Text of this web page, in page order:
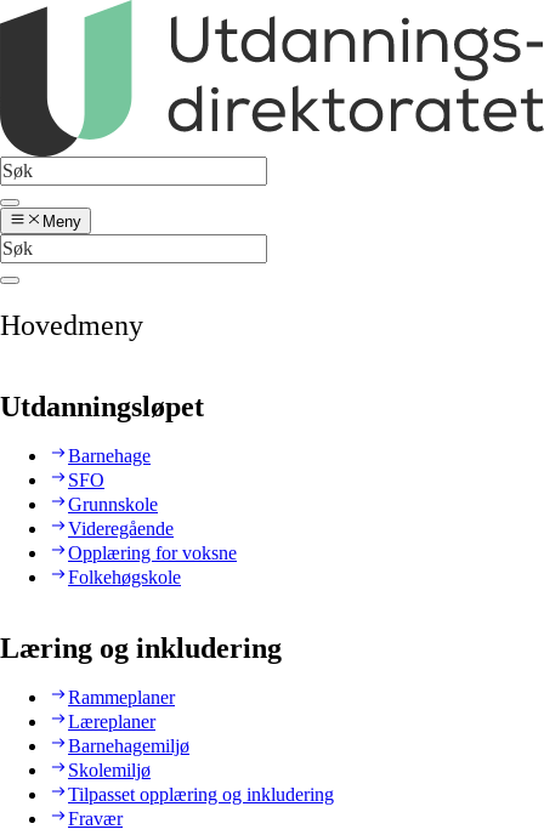
Meny
Hovedmeny
Utdanningsløpet
Barnehage
SFO
Grunnskole
Videregående
Opplæring for voksne
Folkehøgskole
Læring og inkludering
Rammeplaner
Læreplaner
Barnehagemiljø
Skolemiljø
Tilpasset opplæring og inkludering
Fravær